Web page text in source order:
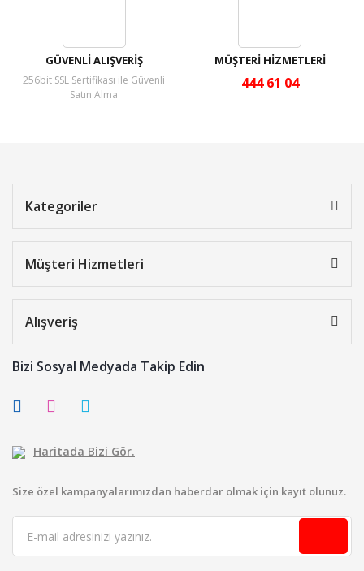
GÜVENLİ ALIŞVERİŞ
256bit SSL Sertifikası ile Güvenli
Satın Alma
MÜŞTERİ HİZMETLERİ
444 61 04
Kategoriler
Müşteri Hizmetleri
Alışveriş
Bizi Sosyal Medyada Takip Edin
Haritada Bizi Gör.
Size özel kampanyalarımızdan haberdar olmak için kayıt olunuz.